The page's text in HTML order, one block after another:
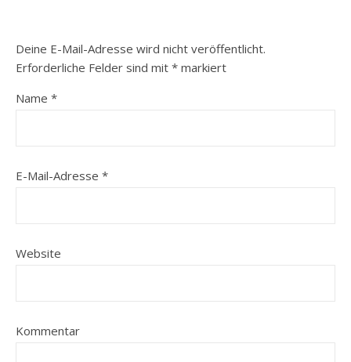
Deine E-Mail-Adresse wird nicht veröffentlicht.
Erforderliche Felder sind mit * markiert
Name *
E-Mail-Adresse *
Website
Kommentar